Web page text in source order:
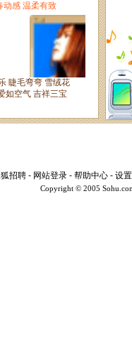
招聘 - 网站登录 - 帮助中心 - 设
Copyright © 2005